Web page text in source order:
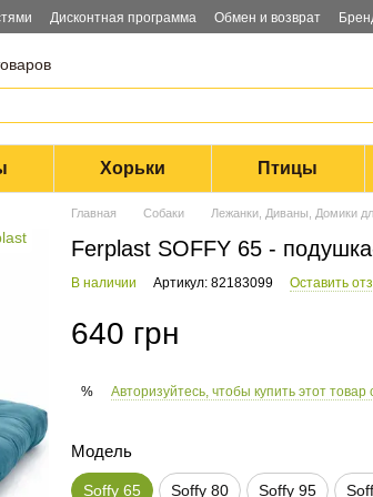
Дисконтная программа Обмен и возврат
Хорьки Птицы
Главная Собаки Лежанки, Диваны, Домики
Ferplast SOFFY 65 -
В наличии Артикул: 82183099 Оставить
640 грн
% Авторизуйтесь, чтобы купить этот товар
Модель
Soffy 65 Soffy 80 Soffy 95